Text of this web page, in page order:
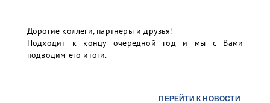
Дорогие коллеги, партнеры и друзья!
Подходит к концу очередной год и мы с Вами
подводим его итоги.
ПЕРЕЙТИ К НОВОСТИ